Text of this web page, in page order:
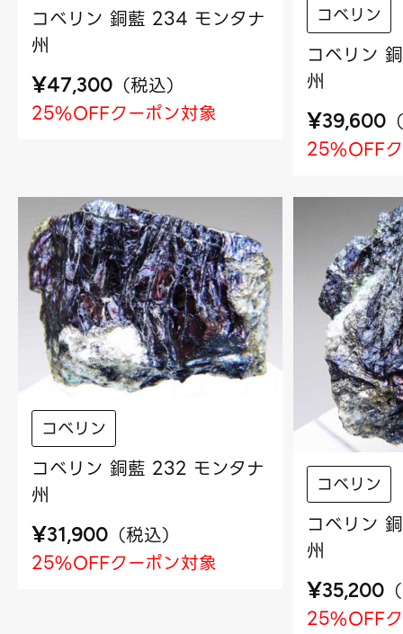
コベリン 銅藍 234 モンタナ
州
¥47,300 （税込）
25%OFFクーポン対象
コベリン
コベリン
州
¥39,600 （
25%OFF
コベリン
コベリン 銅藍 232 モンタナ
州
¥31,900 （税込）
25%OFFクーポン対象
コベリン
コベリン
州
¥35,200 （
25%OFF